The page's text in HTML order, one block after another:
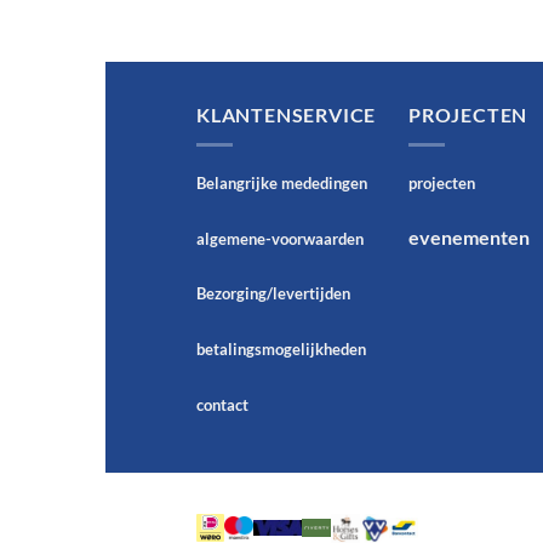
KLANTENSERVICE
Belangrijke mededingen
algemene-voorwaarden
Bezorging/levertijden
betalingsmogelijkheden
contact
PROJECTEN
projecten
evenementen